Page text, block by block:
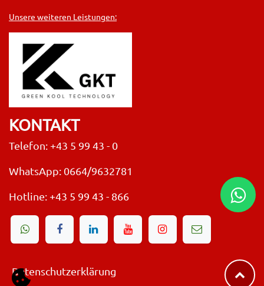
Unsere weiteren Leistungen:
KONTAKT
Telefon: +43 5 99 43 - 0
WhatsApp: 0664/9632781
Hotline: +43 5 99 43 - 866
Datenschutzerklärung